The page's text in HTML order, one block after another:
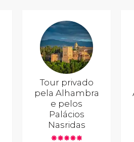
Tour privado
pela Alhambra
e pelos
Palácios
Nasridas